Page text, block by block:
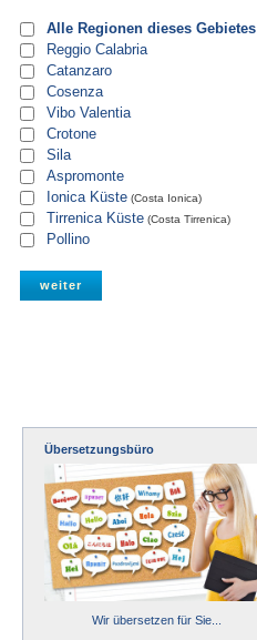
Alle Regionen dieses Gebietes
Reggio Calabria
Catanzaro
Cosenza
Vibo Valentia
Crotone
Sila
Aspromonte
Ionica Küste(Costa Ionica)
Tirrenica Küste(Costa Tirrenica)
Pollino
Übersetzungsbüro
Wir übersetzen für Sie...